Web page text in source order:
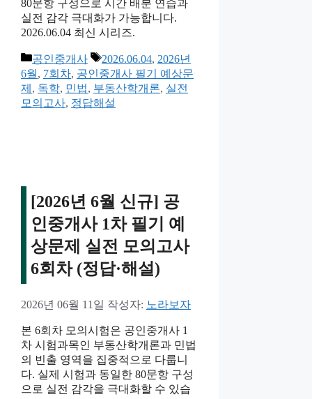
80문항 구성으로 시간 배분 연습과
실전 감각 극대화가 가능합니다.
2026.06.04 최신 시리즈.
카
테
고
리
공인중개사
태
그
2026.06.04, 2026년
6월, 7회차, 공인중개사 필기 예상문
제 , 독학, 민법, 부동산학개론, 실전
모의고사, 정답해설
[2026년 6월 신규] 공
인중개사 1차 필기 예
상문제 실전 모의고사
6회차 (정답·해설)
2026년 06월 11일 작성자: 노라보자
본 6회차 모의시험은 공인중개사 1
차 시험과목인 부동산학개론과 민법
의 빈출 영역을 집중적으로 다룹니
다. 실제 시험과 동일한 80문항 구성
으로 실전 감각을 극대화할 수 있습